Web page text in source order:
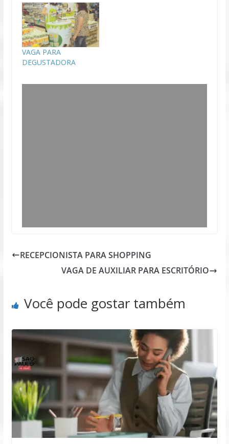
VAGA PARA
DEGUSTADORA
RECEPCIONISTA PARA SHOPPING
VAGA DE AUXILIAR PARA ESCRITÓRIO
Você pode gostar também